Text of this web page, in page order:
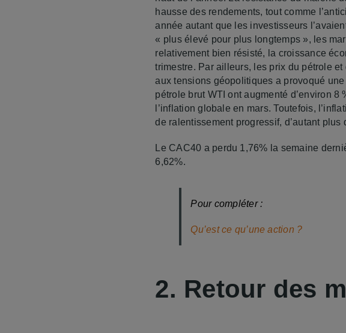
hausse des rendements, tout comme
année autant que les investisseurs
« plus élevé pour plus longtemps », les
relativement bien résisté, la croissance
trimestre. Par ailleurs, les prix du pétrole
aux tensions géopolitiques a provoqué
pétrole brut WTI ont augmenté d’environ
l’inflation globale en mars. Toutefois,
de ralentissement progressif, d’autant
Le CAC40 a perdu 1,76% la semaine
6,62%.
Pour compléter :
Qu’est ce qu’une action ?
2. Retour des